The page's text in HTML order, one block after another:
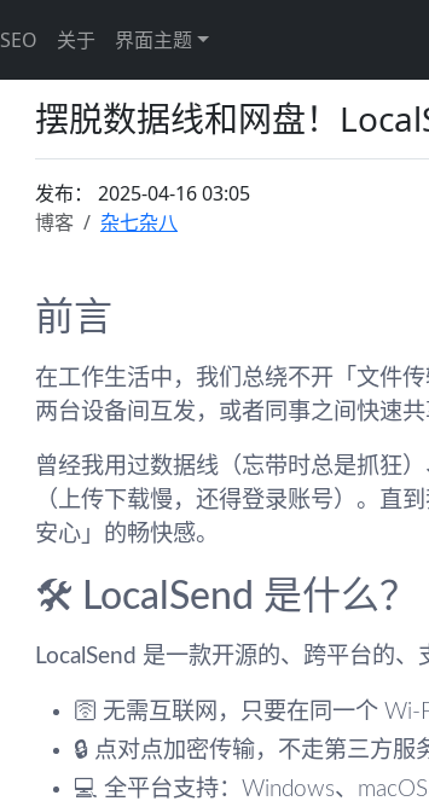
SEO 关于 界面主题
摆脱数据线和网盘！
发布： 2025-04-16 03:05
博客
杂七杂八
前言
在工作生活中，我们总绕不开「文件
两台设备间互发，或者同事之间快速共
曾经我用过数据线（忘带时总是抓狂
（上传下载慢，还得登录账号）。直
安心」的畅快感。
🛠 LocalSend 是什么？
LocalSend 是一款开源的、跨平台的、
🛜 无需互联网 ，只要在同一个 Wi-
🔒 点对点加密传输，不走第三方服
💻 全平台支持：Windows、